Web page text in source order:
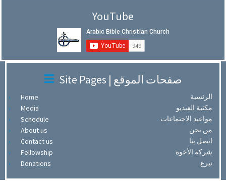
YouTube
Site Pages | صفحات الموقع
Home
الرئسية
Media
مكتبة الفيديو
Schedule
مواعيد الاجتماعات
About us
من نحن
Contact us
اتصل بنا
Fellowship
شركة الأخوة
Donations
تبرع